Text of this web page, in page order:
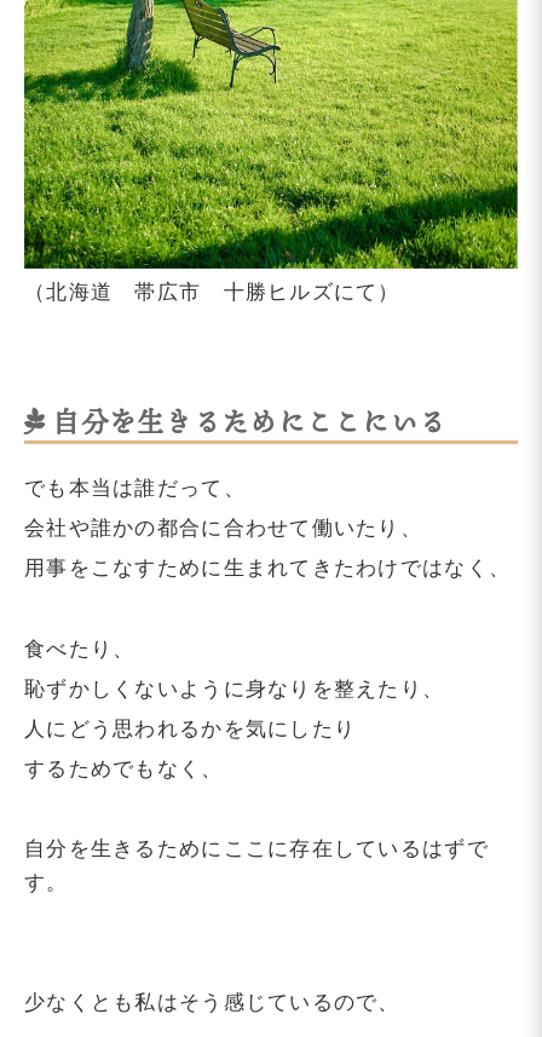
（北海道 帯広市 十勝ヒルズにて）
自分を生きるためにここにいる
でも本当は誰だって、
会社や誰かの都合に合わせて働いたり、
用事をこなすために生まれてきたわけではなく、
食べたり、
恥ずかしくないように身なりを整えたり、
人にどう思われるかを気にしたり
するためでもなく、
自分を生きるためにここに存在しているはずで
す。
少なくとも私はそう感じているので、